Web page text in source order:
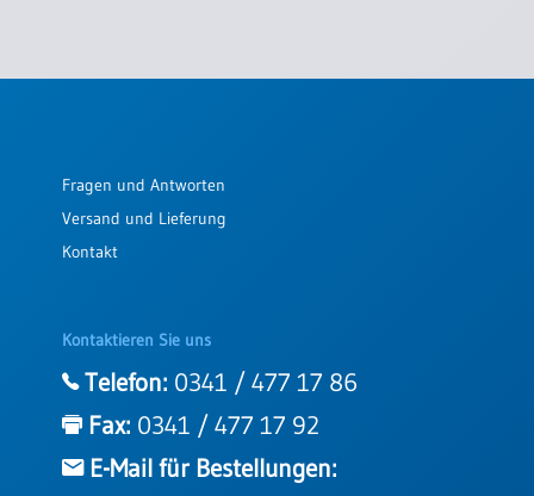
Fragen und Antworten
Versand und Lieferung
Kontakt
Kontaktieren Sie uns
Telefon: 0341 / 477 17 86
Fax: 0341 / 477 17 92
E-Mail für Bestellungen: